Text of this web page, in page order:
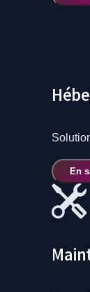
En